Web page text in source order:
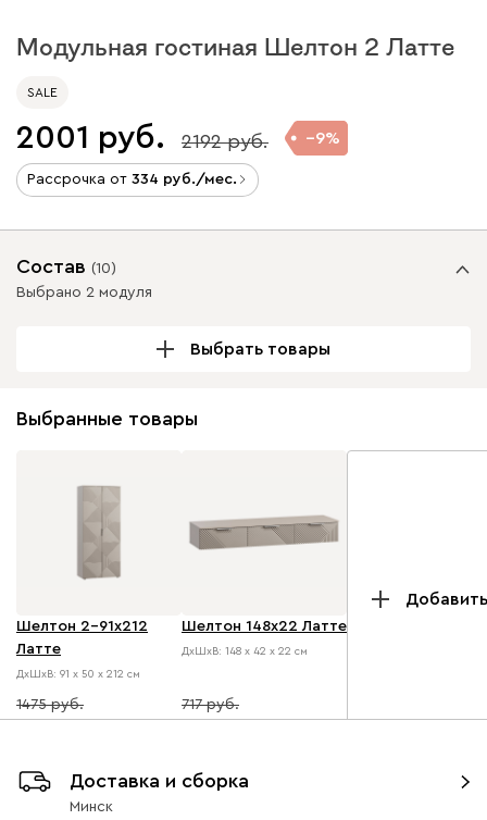
Модульная гостиная Шелтон 2 Латте
SALE
2001 2192 9
Рассрочка от 334 /мес.
Состав (10)
Выбрано 2 модуля
Выбрать товары
Выбранные товары
Шелтон 2-91x212
Латте
ДхШхВ: 91 х 50 х 212 см
1475
Шелтон 148x22 Латте
ДхШхВ: 148 х 42 х 22 см
717
Добавить
Доставка и сборка
Минск